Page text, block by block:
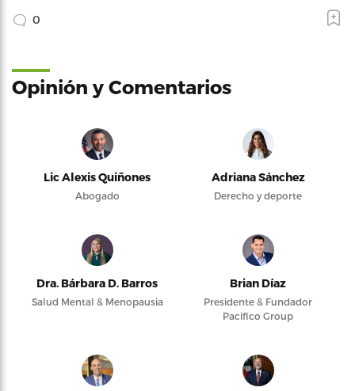
0
Opinión y Comentarios
Lic Alexis Quiñones
Abogado
Adriana Sánchez
Derecho y deporte
Dra. Bárbara D. Barros
Salud Mental & Menopausia
Brian Díaz
Presidente & Fundador
Pacifico Group